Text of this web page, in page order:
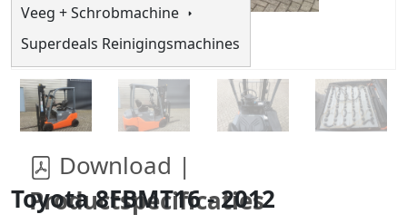
Veeg + Schrobmachine
Superdeals Reinigingsmachines
Download |
Productspecificaties
Toyota 8FBMT16 - 2012